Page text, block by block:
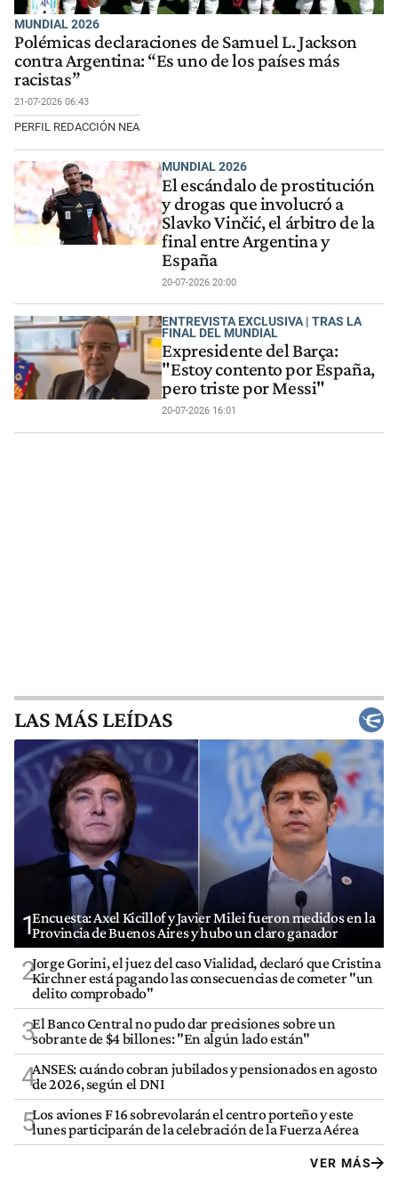
MUNDIAL 2026
Polémicas declaraciones de Samuel L. Jackson
contra Argentina: “Es uno de los países más
racistas”
21-07-2026 06:43
PERFIL REDACCIÓN NEA
MUNDIAL 2026
El escándalo de prostitución
y drogas que involucró a
Slavko Vinčić, el árbitro de la
final entre Argentina y
España
20-07-2026 20:00
ENTREVISTA EXCLUSIVA | TRAS LA
FINAL DEL MUNDIAL
Expresidente del Barça:
"Estoy contento por España,
pero triste por Messi"
20-07-2026 16:01
LAS MÁS LEÍDAS
1Encuesta: Axel Kicillof y Javier Milei fueron medidos en la
Provincia de Buenos Aires y hubo un claro ganador
2Jorge Gorini, el juez del caso Vialidad, declaró que Cristina
Kirchner está pagando las consecuencias de cometer "un
delito comprobado"
3El Banco Central no pudo dar precisiones sobre un
sobrante de $4 billones: "En algún lado están"
4ANSES: cuándo cobran jubilados y pensionados en agosto
de 2026, según el DNI
5Los aviones F 16 sobrevolarán el centro porteño y este
lunes participarán de la celebración de la Fuerza Aérea
VER MÁS